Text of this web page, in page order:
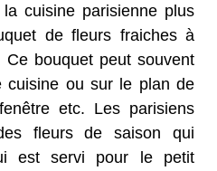
cuisine parisienne plus
de fleurs fraiches à
bouquet peut souvent
ou sur le plan de
etc. Les parisiens
fleurs de saison qui
est servi pour le petit